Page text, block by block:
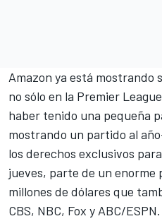
Amazon ya está mostrando
no sólo en la Premier
haber tenido una pequeña
mostrando un partido al
los derechos exclusivos
jueves, parte de un enorme
millones de dólares que
CBS, NBC, Fox y ABC/ESPN.